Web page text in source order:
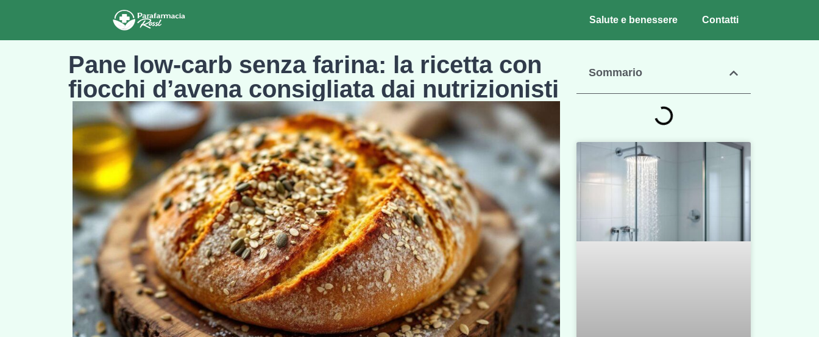
Salute e benessere Contatti
Sommario
Pane low-carb senza farina: la ricetta con
fiocchi d’avena consigliata dai nutrizionisti